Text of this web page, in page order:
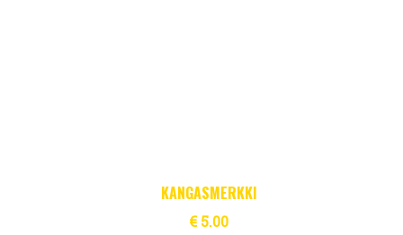
KANGASMERKKI
€5.00